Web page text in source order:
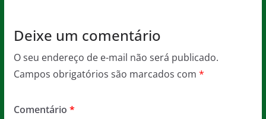
Deixe um comentário
O seu endereço de e-mail não será publicado.
Campos obrigatórios são marcados com *
Comentário *